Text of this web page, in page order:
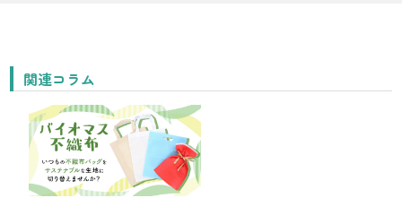
関連コラム